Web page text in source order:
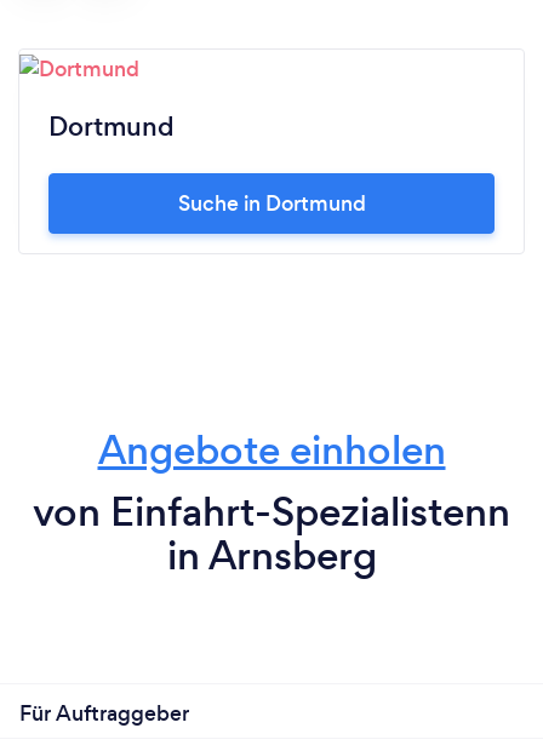
Dortmund
Suche in Dortmund
Angebote einholen
von Einfahrt-Spezialistenn
in Arnsberg
Für Auftraggeber